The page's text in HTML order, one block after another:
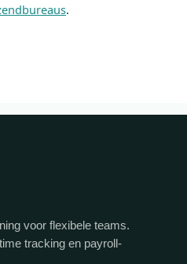
.
voor flexibele teams.
tracking en payroll-